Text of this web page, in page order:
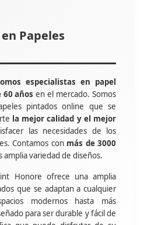
Papeles
especialistas en papel
años en el mercado. Somos
pintados online que se
la mejor calidad y el mejor
las necesidades de los
Contamos con más de 3000
amplia variedad de diseños.
Honore ofrece una amplia
que se adaptan a cualquier
modernos hasta más
para ser durable y fácil de